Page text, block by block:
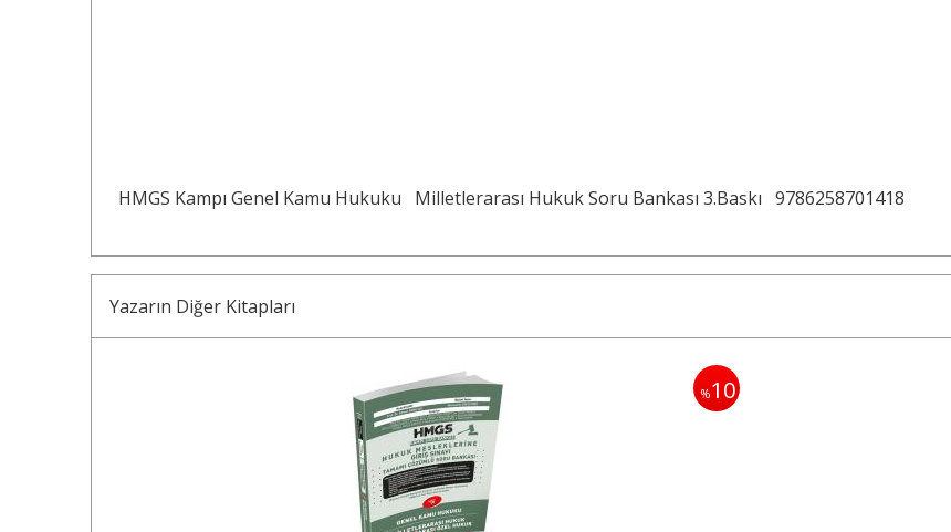
HMGS Kampı Genel Kamu Hukuku Milletlerarası Hukuk Soru Bankası 3.Baskı 9786258701418
Yazarın Diğer Kitapları
%10